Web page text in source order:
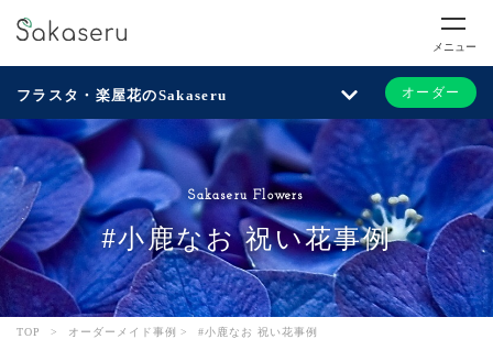
メニュー
フラスタ・楽屋花のSakaseru オーダー
Sakaseru Flowers
#小鹿なお 祝い花事例
TOP > オーダーメイド事例 > #小鹿なお 祝い花事例